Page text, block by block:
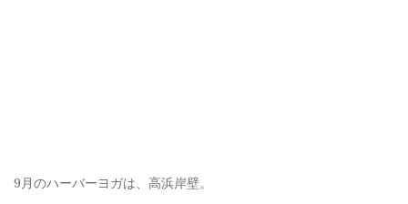
9月のハーバーヨガは、高浜岸壁。